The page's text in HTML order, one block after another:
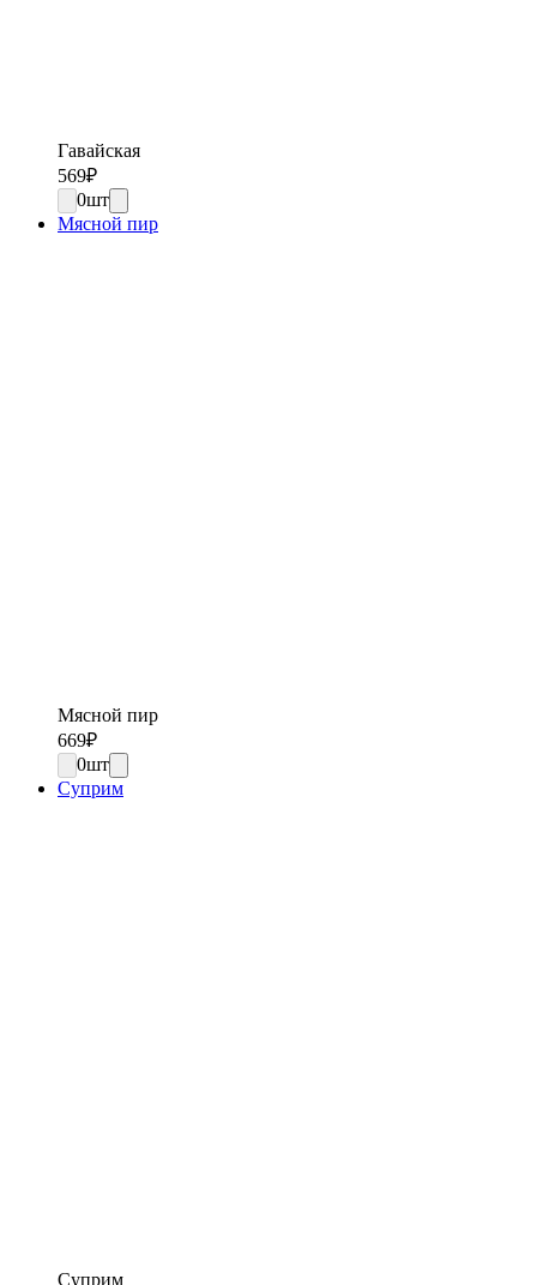
Гавайская
569₽
0шт
Мясной пир
Мясной пир
669₽
0шт
Суприм
Суприм